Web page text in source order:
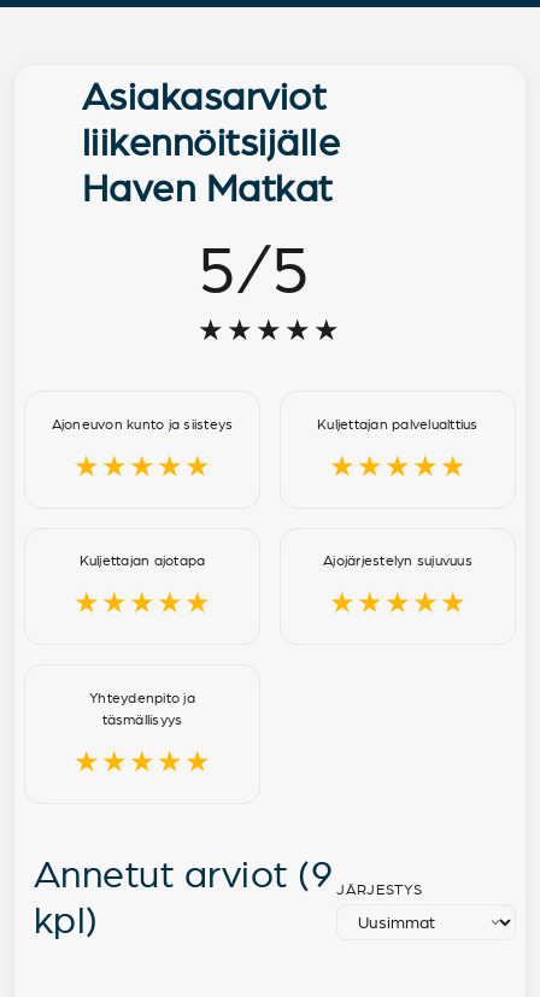
5/5
★★★★★
Asiakasarviot
liikennöitsijälle
Haven Matkat
Ajoneuvon kunto ja siisteys
★★★★★
Kuljettajan palvelualttius
★★★★★
Kuljettajan ajotapa
★★★★★
Ajojärjestelyn sujuvuus
★★★★★
Yhteydenpito ja
täsmällisyys
★★★★★
Annetut arviot (9
kpl)
JÄRJESTYS